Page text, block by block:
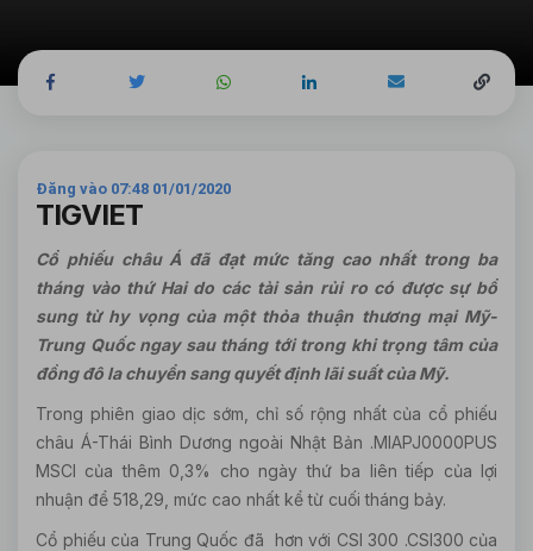
Đăng vào 07:48 01/01/2020
TIGVIET
Cổ phiếu châu Á đã đạt mức tăng cao nhất trong ba
tháng vào thứ Hai do các tài sản rủi ro có được sự bổ
sung từ hy vọng của một thỏa thuận thương mại Mỹ-
Trung Quốc ngay sau tháng tới trong khi trọng tâm của
đồng đô la chuyển sang quyết định lãi suất của Mỹ.
Trong phiên giao dịc sớm, chỉ số rộng nhất của cổ phiếu
châu Á-Thái Bình Dương ngoài Nhật Bản .MIAPJ0000PUS
MSCI của thêm 0,3% cho ngày thứ ba liên tiếp của lợi
nhuận để 518,29, mức cao nhất kể từ cuối tháng bảy.
Cổ phiếu của Trung Quốc đã hơn với CSI 300 .CSI300 của